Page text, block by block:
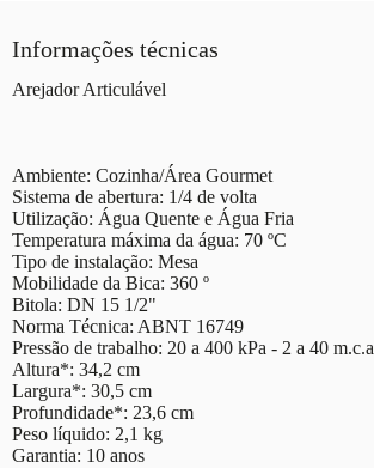
Informações técnicas
Arejador Articulável
Ambiente: Cozinha/Área Gourmet
Sistema de abertura: 1/4 de volta
Utilização: Água Quente e Água Fria
Temperatura máxima da água: 70 ºC
Tipo de instalação: Mesa
Mobilidade da Bica: 360 º
Bitola: DN 15 1/2"
Norma Técnica: ABNT 16749
Pressão de trabalho: 20 a 400 kPa - 2 a 40 m.c.a
Altura*: 34,2 cm
Largura*: 30,5 cm
Profundidade*: 23,6 cm
Peso líquido: 2,1 kg
Garantia: 10 anos